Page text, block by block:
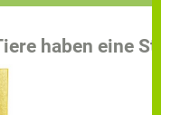
haben eine